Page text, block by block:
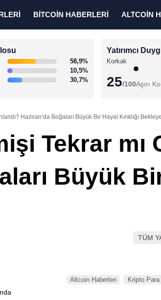
BİTCOİN HABERLERİ ALTCOİN
58,9%
10,5%
30,7%
Yatırımcı
Korkak
25/100Aşırı
Haziran’da Boğaları Büyük Bir Hayal Kırıklığı
Tekrar mı
Büyük Bir
TÜM
Altcoin Haberleri Kripto